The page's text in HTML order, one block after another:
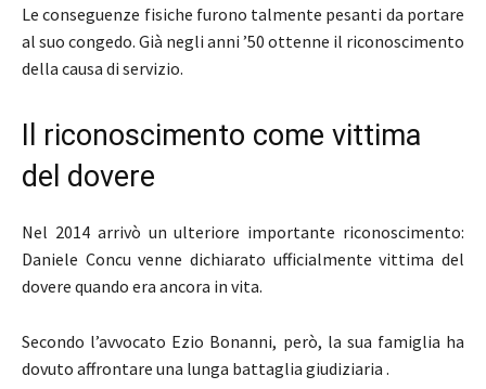
Le conseguenze fisiche furono talmente pesanti da portare
al suo congedo. Già negli anni ’50 ottenne il riconoscimento
della causa di servizio.
Il riconoscimento come vittima
del dovere
Nel 2014 arrivò un ulteriore importante riconoscimento:
Daniele Concu venne dichiarato ufficialmente vittima del
dovere quando era ancora in vita.
Secondo l’avvocato Ezio Bonanni, però, la sua famiglia ha
dovuto affrontare una lunga battaglia giudiziaria .